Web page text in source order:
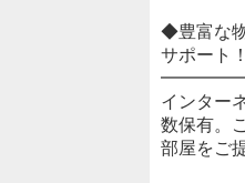
◆豊富な
サポート！
インター
数保有。
部屋をご